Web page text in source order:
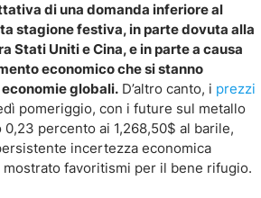
di una domanda inferiore al
stagione festiva, in parte dovuta alla
Stati Uniti e Cina, e in parte a causa
economico che si stanno
globali. D’altro canto, i prezzi
pomeriggio, con i future sul metallo
percento ai 1,268,50$ al barile,
incertezza economica
favoritismi per il bene rifugio.